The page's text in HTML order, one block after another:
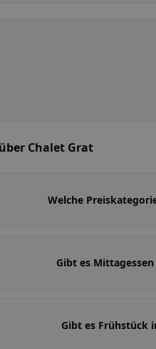
Chalet Grat
Welche
Gibt es
Gibt es Frühstück